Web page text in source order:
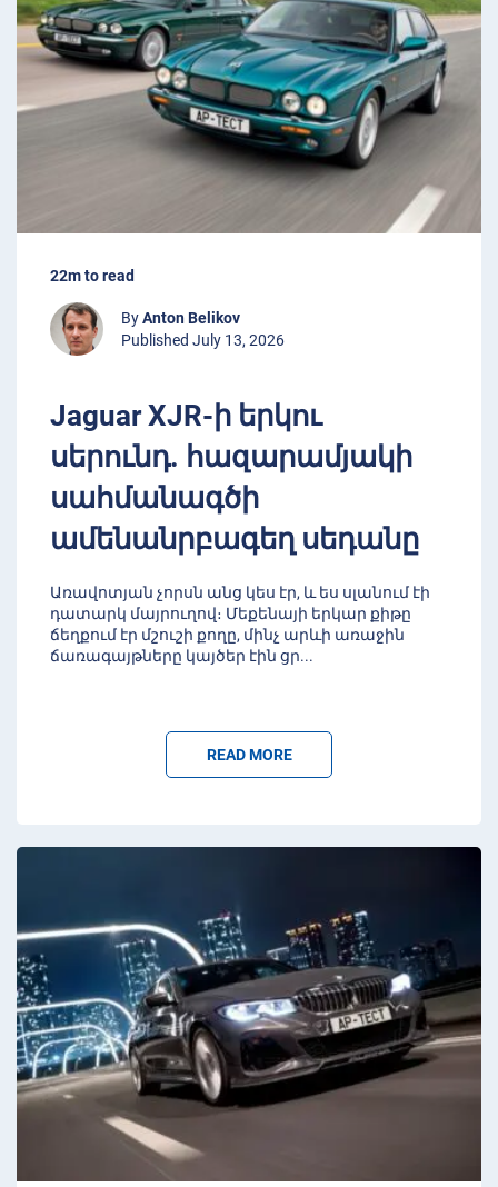
22m to read
ByAnton Belikov
Published July 13, 2026
Jaguar XJR-ի երկու
սերունդ. հազարամյակի
սահմանագծի
ամենանրբագեղ սեդանը
Առավոտյան չորսն անց կես էր, և ես սլանում էի
դատարկ մայրուղով։ Մեքենայի երկար քիթը
ճեղքում էր մշուշի քողը, մինչ արևի առաջին
ճառագայթները կայծեր էին ցր...
READ MORE